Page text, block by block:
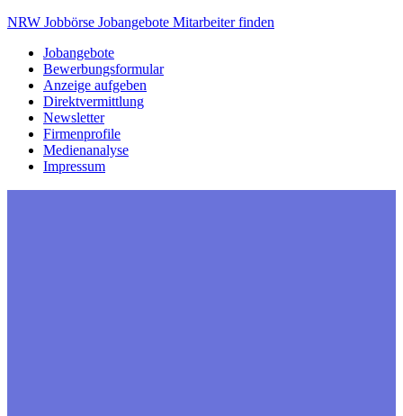
NRW Jobbörse Jobangebote Mitarbeiterfinden
Jobangebote
Bewerbungsformular
Anzeige aufgeben
Direktvermittlung
Newsletter
Firmenprofile
Medienanalyse
Impressum